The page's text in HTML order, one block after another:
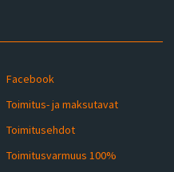
Facebook
Toimitus- ja maksutavat
Toimitusehdot
Toimitusvarmuus 100%